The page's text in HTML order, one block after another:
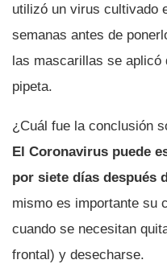
utilizó un virus cultivado
semanas antes de
las mascarillas se aplicó
pipeta.
¿Cuál fue la conclusión
El Coronavirus puede
por siete dí­as después
mismo es importante su
cuando se necesitan
frontal) y desecharse.